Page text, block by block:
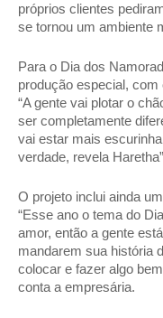
próprios clientes
se tornou um ambiente
Para o Dia dos
produção especial, com
“A gente vai plotar o
ser completamente
vai estar mais
verdade, revela Haretha”
O projeto inclui ainda
“Esse ano o tema do
amor, então a gente
mandarem sua história
colocar e fazer algo
conta a empresária.